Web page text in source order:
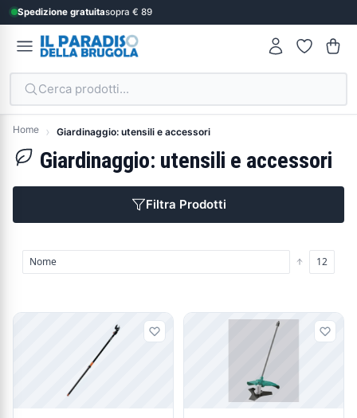
Spedizione gratuitasopra € 89
Cerca prodotti...
Home Giardinaggio: utensili e accessori
Giardinaggio: utensili e accessori
Filtra Prodotti
Prodotti